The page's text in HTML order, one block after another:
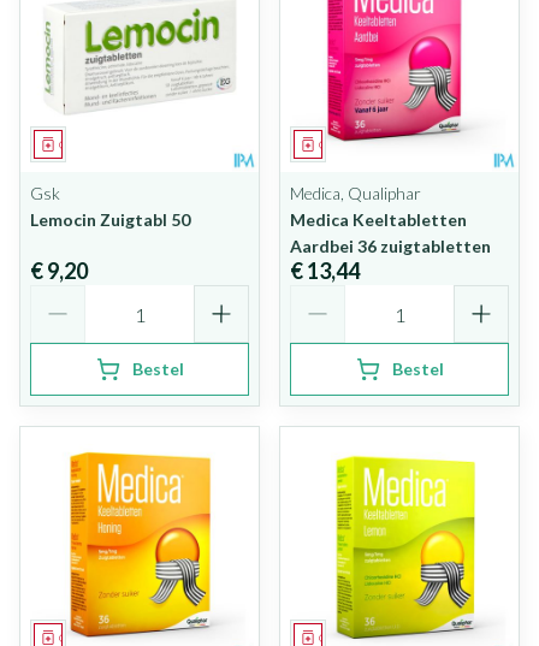
Geneesmiddel
Gsk
Lemocin Zuigtabl 50
€ 9,20
Bestel
Geneesmiddel
Medica, Qualiphar
Medica Keeltabletten
Aardbei 36 zuigtabletten
€ 13,44
Bestel
Geneesmiddel Geneesmiddel